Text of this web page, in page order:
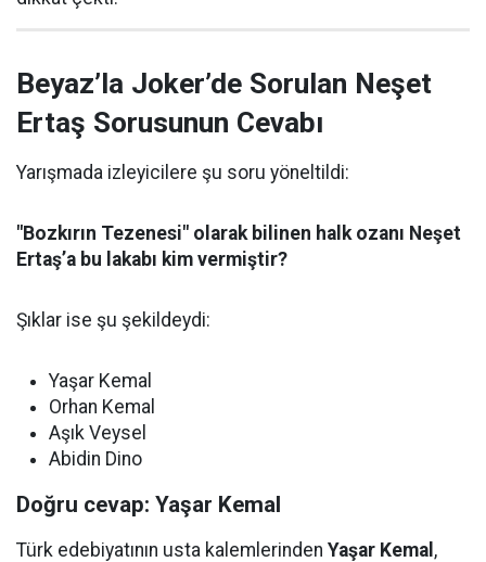
Beyaz’la Joker’de Sorulan Neşet
Ertaş Sorusunun Cevabı
Yarışmada izleyicilere şu soru yöneltildi:
"Bozkırın Tezenesi" olarak bilinen halk ozanı Neşet
Ertaş’a bu lakabı kim vermiştir?
Şıklar ise şu şekildeydi:
Yaşar Kemal
Orhan Kemal
Aşık Veysel
Abidin Dino
Doğru cevap: Yaşar Kemal
Türk edebiyatının usta kalemlerinden Yaşar Kemal ,